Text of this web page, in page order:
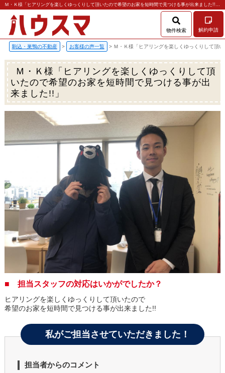
Ｍ・Ｋ様「ヒアリングを楽しくゆっくりして頂いたので希望のお家を短時間で見つける事が出来ました!!」 | 駒込・巣鴨の賃貸のことなら株式会社ハウスマ
物件検索 解約申請
駒込・巣鴨の不動産 > お客様の声一覧 > Ｍ・Ｋ様「ヒアリングを楽しくゆっくりして頂
Ｍ・Ｋ様「ヒアリングを楽しくゆっくりして頂
いたので希望のお家を短時間で見つける事が出
来ました!!」
■ 担当スタッフの対応はいかがでしたか？
ヒアリングを楽しくゆっくりして頂いたので
希望のお家を短時間で見つける事が出来ました!!
私がご担当させていただきました！
担当者からのコメント